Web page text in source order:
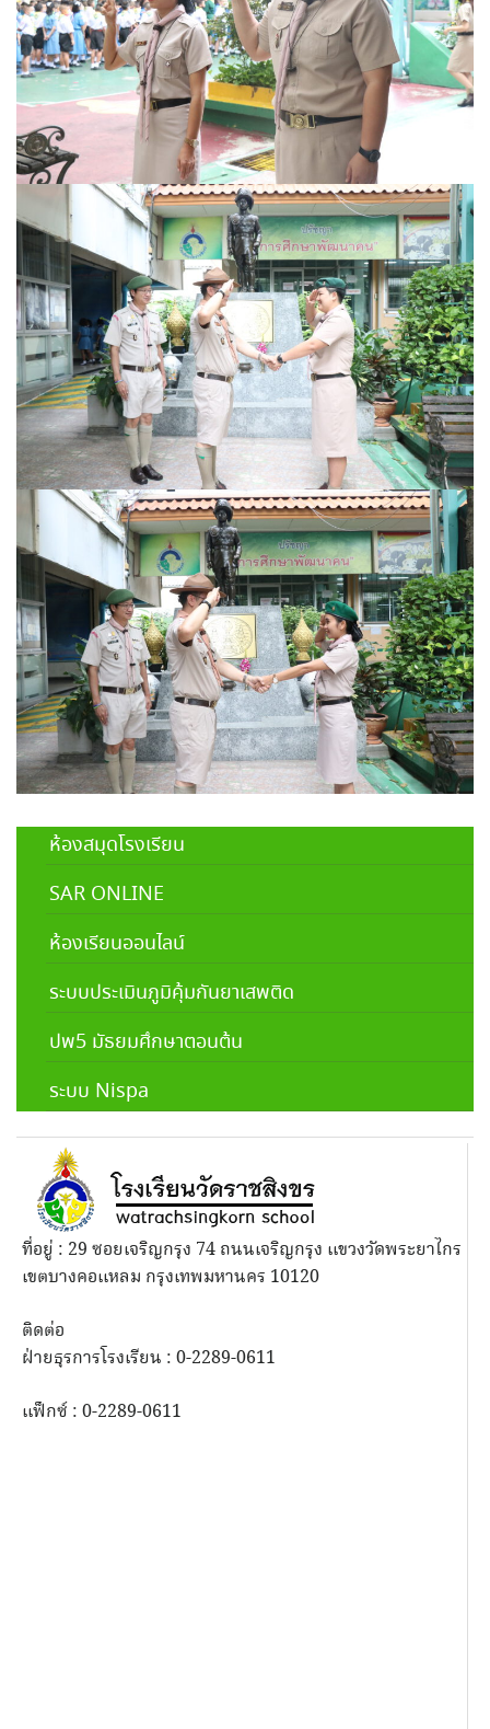
ห้องสมุดโรงเรียน
SAR ONLINE
ห้องเรียนออนไลน์
ระบบประเมินภูมิคุ้มกันยาเสพติด
ปพ5 มัธยมศึกษาตอนต้น
ระบบ Nispa
ที่อยู่ : 29 ซอยเจริญกรุง 74 ถนนเจริญกรุง แขวงวัดพระยาไกร
เขตบางคอแหลม กรุงเทพมหานคร 10120
ติดต่อ
ฝ่ายธุรการโรงเรียน : 0-2289-0611
แฟ็กซ์ : 0-2289-0611